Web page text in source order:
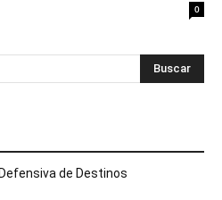
0
de Destinos